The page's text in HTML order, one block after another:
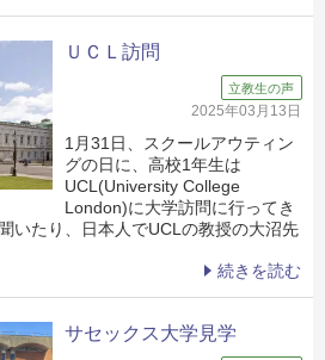
ＵＣＬ訪問
立教生の声
2025年03月13日
1月31日、スクールアウティン
グの日に、高校1年生は
UCL(University College
London)に大学訪問に行ってき
いたり、日本人でUCLの教授の大沼先
続きを読む
サセックス大学見学